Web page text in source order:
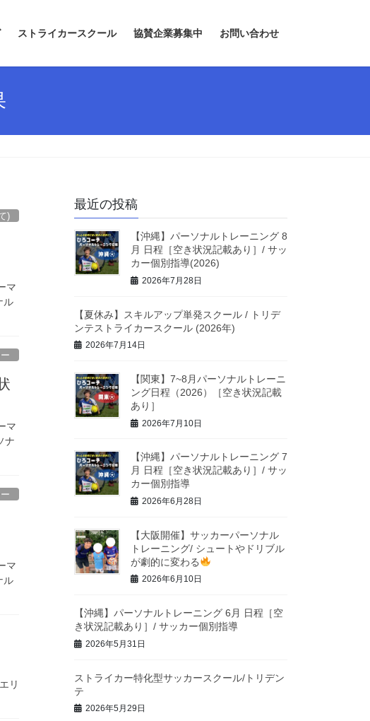
ストライカースクール 協賛企業募集中 お問い合わせ
)
マ
ル
マ
ナ
マ
ル
リ
最近の投稿
【沖縄】パーソナルトレーニング 8
月 日程［空き状況記載あり］/ サッ
カー個別指導(2026)
2026年7月28日
【夏休み】スキルアップ単発スクール / トリデ
ンテストライカースクール (2026年)
2026年7月14日
【関東】7~8月パーソナルトレーニ
ング日程（2026）［空き状況記載
あり］
2026年7月10日
【沖縄】パーソナルトレーニング 7
月 日程［空き状況記載あり］/ サッ
カー個別指導
2026年6月28日
【大阪開催】サッカーパーソナル
トレーニング/ シュートやドリブル
が劇的に変わる
2026年6月10日
【沖縄】パーソナルトレーニング 6月 日程［空
き状況記載あり］/ サッカー個別指導
2026年5月31日
ストライカー特化型サッカースクール/トリデン
テ
2026年5月29日